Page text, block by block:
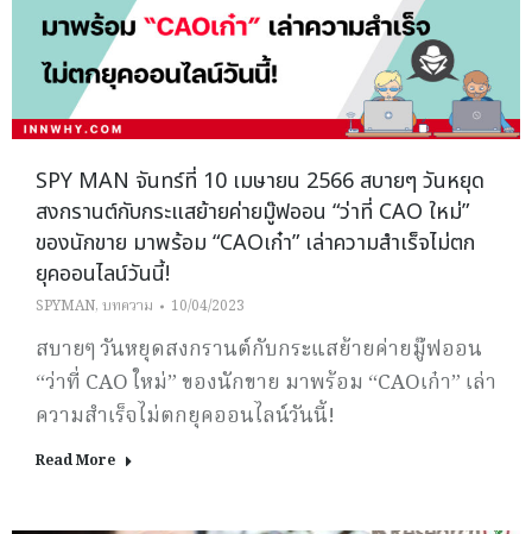
SPY MAN จันทร์ที่ 10 เมษายน 2566 สบายๆ วันหยุด
สงกรานต์กับกระแสย้ายค่ายมู๊ฟออน “ว่าที่ CAO ใหม่”
ของนักขาย มาพร้อม “CAOเก๋า” เล่าความสำเร็จไม่ตก
ยุคออนไลน์วันนี้!
SPYMAN, บทความ 10/04/2023
สบายๆ วันหยุดสงกรานต์กับกระแสย้ายค่ายมู๊ฟออน
“ว่าที่ CAO ใหม่” ของนักขาย มาพร้อม “CAOเก๋า” เล่า
ความสำเร็จไม่ตกยุคออนไลน์วันนี้!
Read More